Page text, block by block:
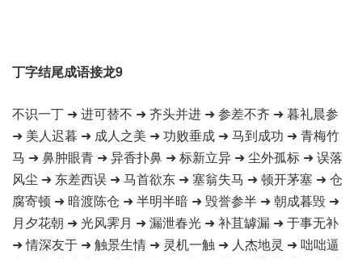
丁字结尾成语接龙9
不识一丁 ➜ 进可替不 ➜ 齐头并进 ➜ 参差不齐 ➜ 暮礼晨参
➜ 美人迟暮 ➜ 成人之美 ➜ 功败垂成 ➜ 马到成功 ➜ 青梅竹
马 ➜ 鼻肿眼青 ➜ 异香扑鼻 ➜ 标新立异 ➜ 尘外孤标 ➜ 误落
风尘 ➜ 东差西误 ➜ 马首欲东 ➜ 塞翁失马 ➜ 顿开茅塞 ➜ 仓
腐寄顿 ➜ 暗渡陈仓 ➜ 半明半暗 ➜ 毁誉参半 ➜ 朝成暮毁 ➜
月夕花朝 ➜ 光风霁月 ➜ 漏泄春光 ➜ 补苴罅漏 ➜ 于事无补
➜ 情深友于 ➜ 触景生情 ➜ 灵机一触 ➜ 人杰地灵 ➜ 咄咄逼